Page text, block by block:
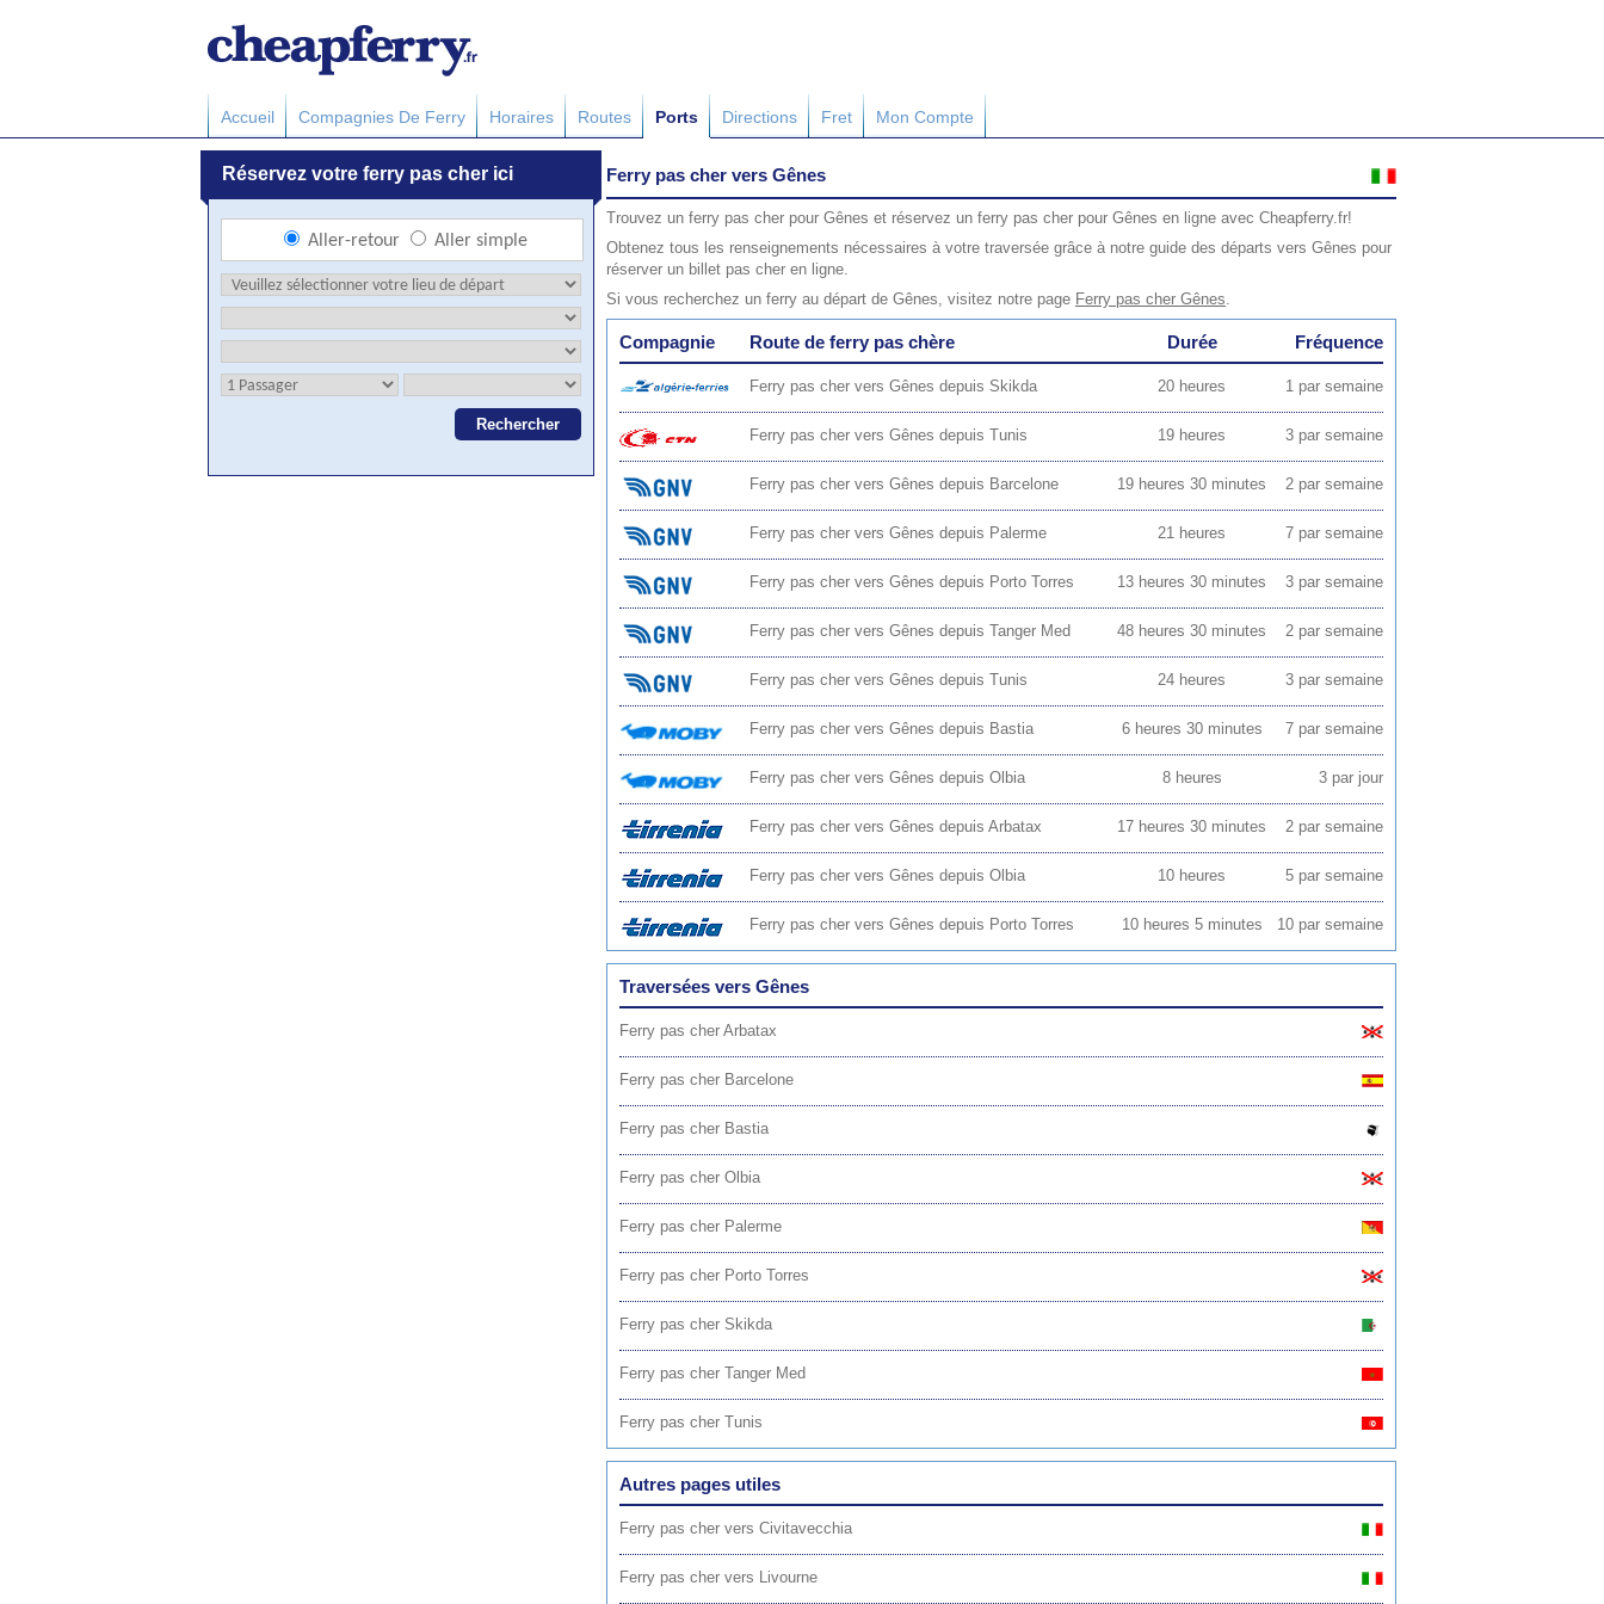
Accueil Compagnies De Ferry Horaires Routes Ports Directions Fret Mon Compte
Ferry pas cher vers Gênes
Trouvez un ferry pas cher pour Gênes et réservez un ferry pas cher pour Gênes en ligne avec Cheapferry.fr!
Obtenez tous les renseignements nécessaires à votre traversée grâce à notre guide des départs vers Gênes pour
réserver un billet pas cher en ligne.
Si vous recherchez un ferry au départ de Gênes, visitez notre page Ferry pas cher Gênes.
Compagnie Route de ferry pas chère Durée Fréquence
Ferry pas cher vers Gênes depuis Skikda 20 heures 1 par semaine
Ferry pas cher vers Gênes depuis Tunis 19 heures 3 par semaine
Ferry pas cher vers Gênes depuis Barcelone 19 heures 30 minutes 2 par semaine
Ferry pas cher vers Gênes depuis Palerme 21 heures 7 par semaine
Ferry pas cher vers Gênes depuis Porto Torres 13 heures 30 minutes 3 par semaine
Ferry pas cher vers Gênes depuis Tanger Med 48 heures 30 minutes 2 par semaine
Ferry pas cher vers Gênes depuis Tunis 24 heures 3 par semaine
Ferry pas cher vers Gênes depuis Bastia 6 heures 30 minutes 7 par semaine
Ferry pas cher vers Gênes depuis Olbia 8 heures 3 par jour
Ferry pas cher vers Gênes depuis Arbatax 17 heures 30 minutes 2 par semaine
Ferry pas cher vers Gênes depuis Olbia 10 heures 5 par semaine
Ferry pas cher vers Gênes depuis Porto Torres 10 heures 5 minutes 10 par semaine
Traversées vers Gênes
Ferry pas cher Arbatax
Ferry pas cher Barcelone
Ferry pas cher Bastia
Ferry pas cher Olbia
Ferry pas cher Palerme
Ferry pas cher Porto Torres
Ferry pas cher Skikda
Ferry pas cher Tanger Med
Ferry pas cher Tunis
Autres pages utiles
Ferry pas cher vers Civitavecchia
Ferry pas cher vers Livourne